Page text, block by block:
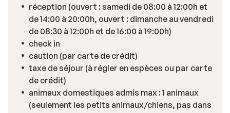
réception (ouvert : samedi de 08:00 à 12:00h et
de 14:00 à 20:00h, ouvert : dimanche au vendredi
de 08:30 à 12:00h et de 16:00 à 19:00h)
check in
caution (par carte de crédit)
taxe de séjour (à régler en espèces ou par carte
de crédit)
animaux domestiques admis max : 1 animaux
(seulement les petits animaux/chiens, pas dans